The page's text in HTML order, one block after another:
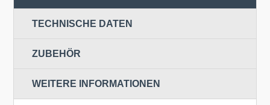
TECHNISCHE DATEN
ZUBEHÖR
WEITERE INFORMATIONEN